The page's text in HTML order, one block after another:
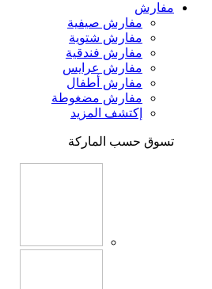
مفارش
مفارش صيفية
مفارش شتوية
مفارش فندقية
مفارش عرايس
مفارش أطفال
مفارش مضغوطة
إكتشف المزيد
تسوق حسب الماركة